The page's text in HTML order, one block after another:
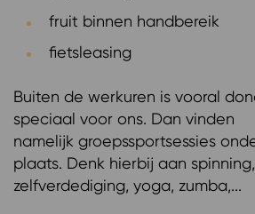
fruit binnen handbereik
fietsleasing
Buiten de werkuren is vooral
speciaal voor ons. Dan vinden
namelijk groepssportsessies
plaats. Denk hierbij aan
zelfverdediging, yoga, zumba,...